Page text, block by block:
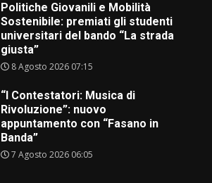
Politiche Giovanili e Mobilità
Sostenibile: premiati gli studenti
universitari del bando “La strada
giusta”
8 Agosto 2026 07:15
“I Contestatori: Musica di
Rivoluzione”: nuovo
appuntamento con “Fasano in
Banda”
7 Agosto 2026 06:05